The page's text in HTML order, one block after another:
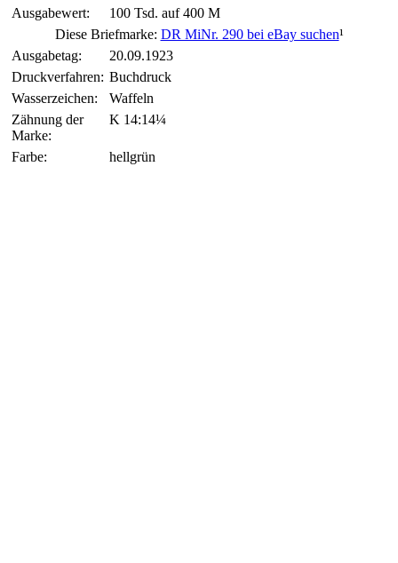
Ausgabewert:
100 Tsd. auf 400 M
Diese Briefmarke: DR MiNr. 290 bei eBay suchen¹
Ausgabetag:
20.09.1923
Druckverfahren: Buchdruck
Wasserzeichen:
Waffeln
Zähnung der
Marke:
K 14:14¼
Farbe: hellgrün